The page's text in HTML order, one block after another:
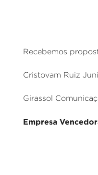
Recebemos
Cristovam Ruiz
Girassol
Empresa